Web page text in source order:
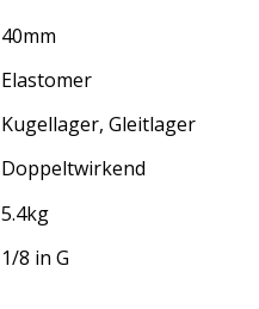
40mm
Elastomer
Kugellager, Gleitlager
Doppeltwirkend
5.4kg
1/8 in G